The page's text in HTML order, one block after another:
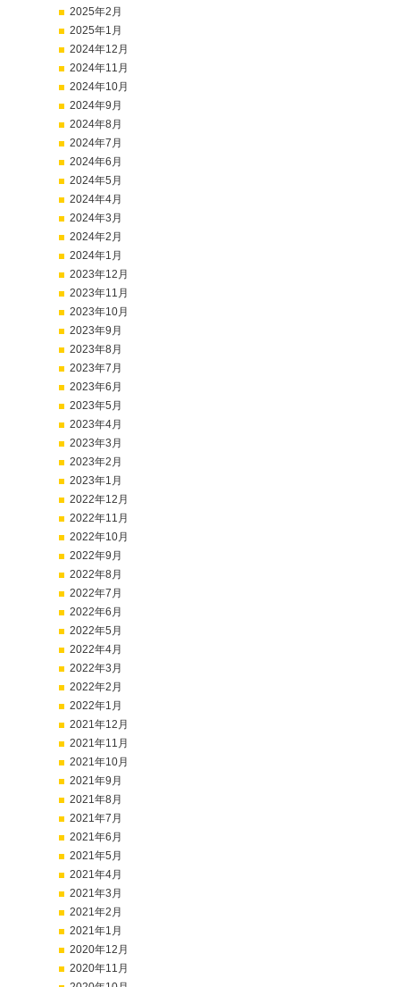
2025年2月
2025年1月
2024年12月
2024年11月
2024年10月
2024年9月
2024年8月
2024年7月
2024年6月
2024年5月
2024年4月
2024年3月
2024年2月
2024年1月
2023年12月
2023年11月
2023年10月
2023年9月
2023年8月
2023年7月
2023年6月
2023年5月
2023年4月
2023年3月
2023年2月
2023年1月
2022年12月
2022年11月
2022年10月
2022年9月
2022年8月
2022年7月
2022年6月
2022年5月
2022年4月
2022年3月
2022年2月
2022年1月
2021年12月
2021年11月
2021年10月
2021年9月
2021年8月
2021年7月
2021年6月
2021年5月
2021年4月
2021年3月
2021年2月
2021年1月
2020年12月
2020年11月